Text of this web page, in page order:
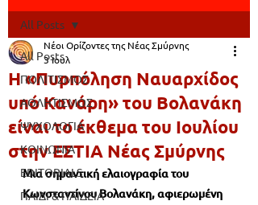
All Posts
ΠΟΛΙΤΙΣΜΟΣ
ΑΘΛΗΤΙΣΜΟΣ
ΨΥΧΟΛΟΓΙΑ
ΚΟΙΝΩΝΙΑ
EDITORIALS
ΠΑΙΔΙ & ΠΑΙΔΕΙΑ
All Posts
Η «Πυρπόληση Ναυαρχίδος
υπό Κανάρη» του Βολανάκη
είναι το έκθεμα του Ιουλίου
στην ΕΣΤΙΑ Νέας Σμύρνης
Νέοι Ορίζοντες της Νέας Σμύρνης
3 Ιουλ
Μια σημαντική ελαιογραφία του
Κωνσταντίνου Βολανάκη, αφιερωμένη